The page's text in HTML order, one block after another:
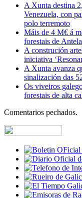
A Xunta destina
Venezuela, con
polo terremoto
Máis de 4 M€ á
forestais de Antela
A construción
iniciativa
A Xunta avanza
sinalización das
Os viveiros
forestais de alta
Comentarios pechados.